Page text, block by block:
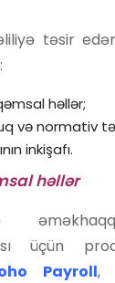
təsir
həllər;
və normativ
inkişafı.
həllər
üçün
Payroll,